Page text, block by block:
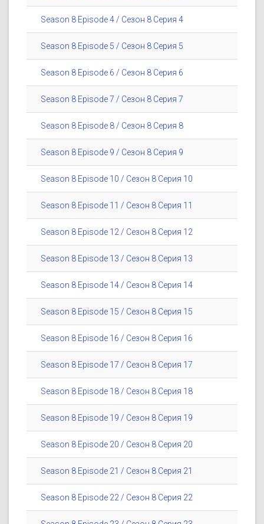
Season 8 Episode 4 / Сезон 8 Серия 4
Season 8 Episode 5 / Сезон 8 Серия 5
Season 8 Episode 6 / Сезон 8 Серия 6
Season 8 Episode 7 / Сезон 8 Серия 7
Season 8 Episode 8 / Сезон 8 Серия 8
Season 8 Episode 9 / Сезон 8 Серия 9
Season 8 Episode 10 / Сезон 8 Серия 10
Season 8 Episode 11 / Сезон 8 Серия 11
Season 8 Episode 12 / Сезон 8 Серия 12
Season 8 Episode 13 / Сезон 8 Серия 13
Season 8 Episode 14 / Сезон 8 Серия 14
Season 8 Episode 15 / Сезон 8 Серия 15
Season 8 Episode 16 / Сезон 8 Серия 16
Season 8 Episode 17 / Сезон 8 Серия 17
Season 8 Episode 18 / Сезон 8 Серия 18
Season 8 Episode 19 / Сезон 8 Серия 19
Season 8 Episode 20 / Сезон 8 Серия 20
Season 8 Episode 21 / Сезон 8 Серия 21
Season 8 Episode 22 / Сезон 8 Серия 22